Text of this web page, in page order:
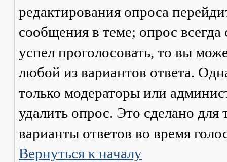
редактирования опроса
сообщения в теме; опрос
успел проголосовать, то вы
любой из вариантов ответа.
только модераторы или
удалить опрос. Это сделано для
варианты ответов во время
Вернуться к началу